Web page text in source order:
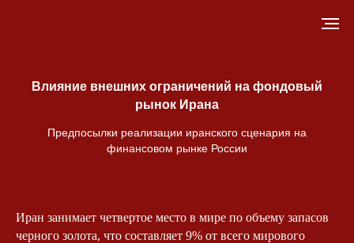
Влияние внешних ограничений на фондовый
рынок Ирана
Предпосылки реализации иранского сценария на
финансовом рынке России
Иран занимает четвертое место в мире по объему запасов
черного золота, что составляет 9% от всего мирового